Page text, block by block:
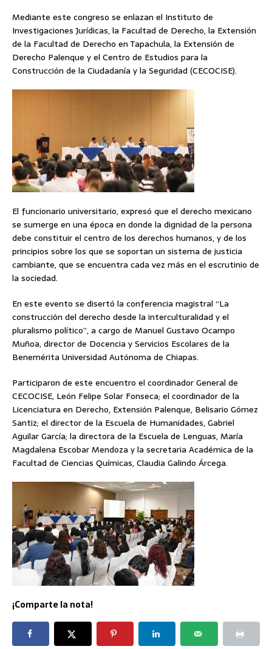
Mediante este congreso se enlazan el Instituto de
Investigaciones Jurídicas, la Facultad de Derecho, la Extensión
de la Facultad de Derecho en Tapachula, la Extensión de
Derecho Palenque y el Centro de Estudios para la
Construcción de la Ciudadanía y la Seguridad (CECOCISE).
El funcionario universitario, expresó que el derecho mexicano
se sumerge en una época en donde la dignidad de la persona
debe constituir el centro de los derechos humanos, y de los
principios sobre los que se soportan un sistema de justicia
cambiante, que se encuentra cada vez más en el escrutinio de
la sociedad.
En este evento se disertó la conferencia magistral “La
construcción del derecho desde la interculturalidad y el
pluralismo político”, a cargo de Manuel Gustavo Ocampo
Muñoa, director de Docencia y Servicios Escolares de la
Benemérita Universidad Autónoma de Chiapas.
Participaron de este encuentro el coordinador General de
CECOCISE, León Felipe Solar Fonseca; el coordinador de la
Licenciatura en Derecho, Extensión Palenque, Belisario Gómez
Santiz; el director de la Escuela de Humanidades, Gabriel
Aguilar García; la directora de la Escuela de Lenguas, María
Magdalena Escobar Mendoza y la secretaria Académica de la
Facultad de Ciencias Químicas, Claudia Galindo Árcega.
¡Comparte la nota!